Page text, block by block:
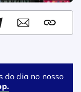
do dia no nosso